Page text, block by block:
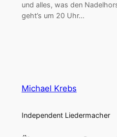
und alles, was den
geht’s um 20 Uhr…
Michael Krebs
Independent Liedermacher